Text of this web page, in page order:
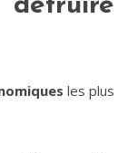
les plus